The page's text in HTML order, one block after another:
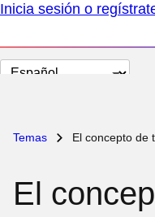
Inicia sesión o
Cambiar
Temas El concepto de
El